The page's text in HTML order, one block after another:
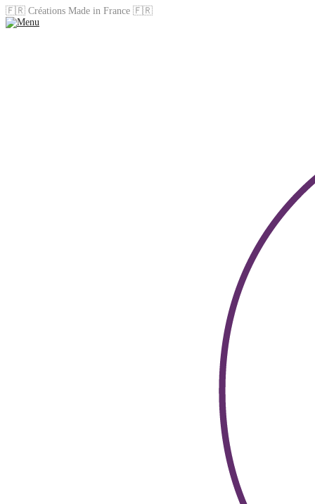
🇫🇷 Créations Made in France 🇫🇷